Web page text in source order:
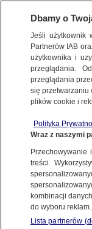
ŚWIAT
nuklearnego"
23.12.2022, 19:48
Udostępnij
Dbamy o
Jeśli
Partnerów IAB
użytkownika i
przeglądania.
przeglądania
się przetwarzaniu
plików cookie i
Polityka
Wraz z naszymi
treści.
kombinacji
do wyboru reklam.
Lista partnerów